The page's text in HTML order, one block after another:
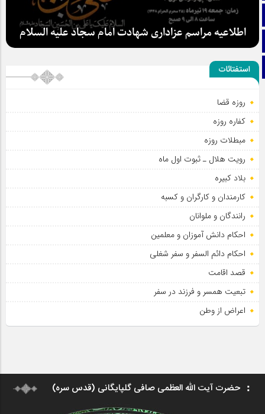
اینستاگرام
تلگرام
اطلاعیه مراسم عزاداری شهادت امام سجاد علیه السلام
استفتائات
روزه قضا
کفاره روزه
مبطلات روزه
رویت هلال ـ ثبوت اول ماه
بلاد کبیره
کارمندان و کارگران و کسبه
رانندگان و ملوانان
احکام دانش آموزان و معلمین
احکام دائم السفر و سفر شغلی
قصد اقامت
تبعیت همسر و فرزند در سفر
اعراض از وطن
حضرت آیت الله العظمی صافی گلپایگانی (قدس سره)